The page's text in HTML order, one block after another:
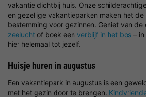
vakantie dichtbij huis. Onze
en gezellige vakantieparken maken het
bestemming voor gezinnen. Geniet van de
zeelucht of boek een verblijf in het bos –
hier helemaal tot jezelf.
Huisje huren in augustus
Een vakantiepark in augustus is een
met het gezin door te brengen.